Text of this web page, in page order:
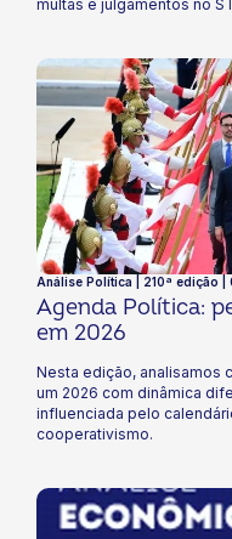
multas e julgamentos no
Análise Política | 210ª edição
Agenda Política:
em 2026
Nesta edição, analisamos
um 2026 com dinâmica
influenciada pelo
cooperativismo.